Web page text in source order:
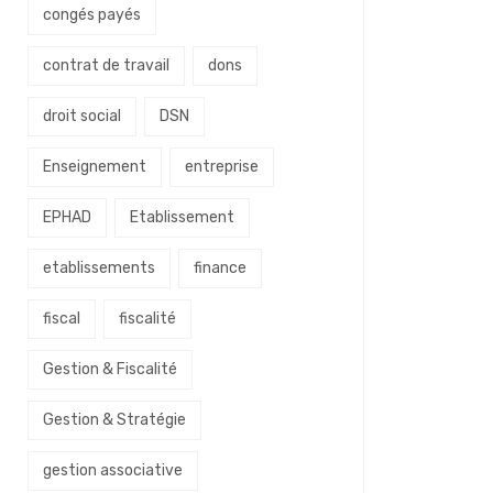
congés payés
contrat de travail dons
droit social DSN
Enseignement entreprise
EPHAD Etablissement
etablissements finance
fiscal fiscalité
Gestion & Fiscalité
Gestion & Stratégie
gestion associative